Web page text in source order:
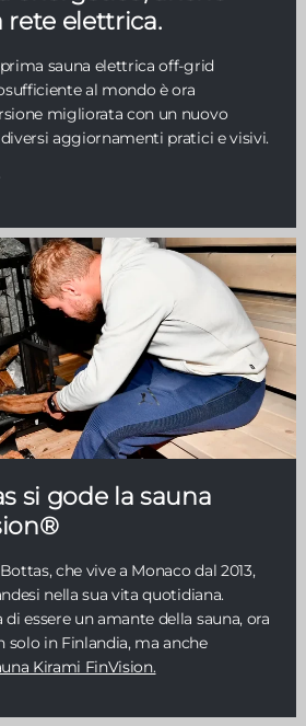
rete elettrica.
sauna elettrica off-grid
al mondo è ora
migliorata con un nuovo
diversi aggiornamenti pratici e visivi.
si gode la sauna
che vive a Monaco dal 2013,
nella sua vita quotidiana.
essere un amante della sauna, ora
solo in Finlandia, ma anche
Kirami FinVision.